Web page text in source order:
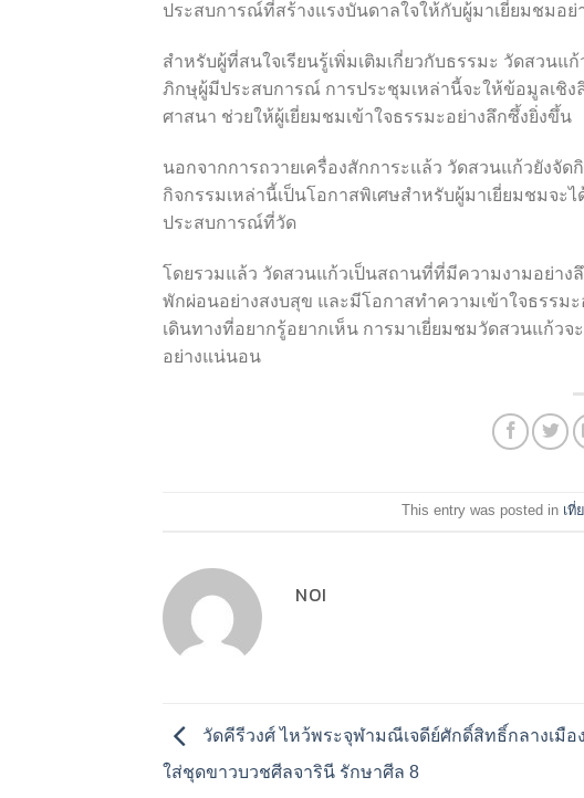
ประสบการณ์ที่สร้างแรงบันดาลใจให้กับผู้มาเยี่ยมชมอย่
สำหรับผู้ที่สนใจเรียนรู้เพิ่มเติมเกี่ยวกับธรรมะ วัดสวน
ภิกษุผู้มีประสบการณ์ การประชุมเหล่านี้จะให้ข้อมูลเ
ศาสนา ช่วยให้ผู้เยี่ยมชมเข้าใจธรรมะอย่างลึกซึ้งยิ่งขึ้น
นอกจากการถวายเครื่องสักการะแล้ว วัดสวนแก้วยังจั
กิจกรรมเหล่านี้เป็นโอกาสพิเศษสำหรับผู้มาเยี่ยมชมจ
ประสบการณ์ที่วัด
โดยรวมแล้ว วัดสวนแก้วเป็นสถานที่ที่มีความงามอย่า
พักผ่อนอย่างสงบสุข และมีโอกาสทำความเข้าใจธรร
เดินทางที่อยากรู้อยากเห็น การมาเยี่ยมชมวัดสวนแก้
อย่างแน่นอน
This entry was posted in เที่
NOI
วัดคีรีวงศ์ ไหว้พระจุฬามณีเจดีย์ศักดิ์สิทธิ์กลางเมือง
ใส่ชุดขาวบวชศีลจารินี รักษาศีล 8